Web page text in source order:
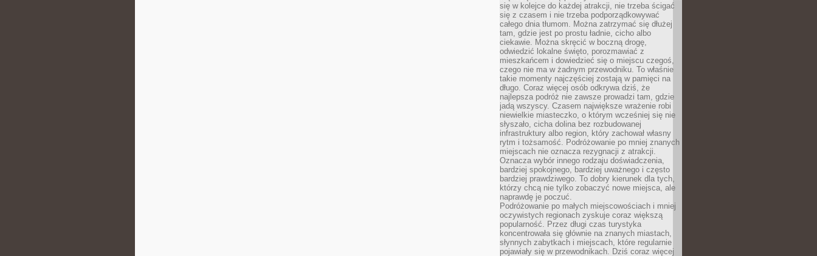
się w kolejce do każdej atrakcji, nie trzeba ścigać
się z czasem i nie trzeba podporządkowywać
całego dnia tłumom. Można zatrzymać się dłużej
tam, gdzie jest po prostu ładnie, cicho albo
ciekawie. Można skręcić w boczną drogę,
odwiedzić lokalne święto, porozmawiać z
mieszkańcem i dowiedzieć się o miejscu czegoś,
czego nie ma w żadnym przewodniku. To właśnie
takie momenty najczęściej zostają w pamięci na
długo. Coraz więcej osób odkrywa dziś, że
najlepsza podróż nie zawsze prowadzi tam, gdzie
jadą wszyscy. Czasem największe wrażenie robi
niewielkie miasteczko, o którym wcześniej się nie
słyszało, cicha dolina bez rozbudowanej
infrastruktury albo region, który zachował własny
rytm i tożsamość. Podróżowanie po mniej znanych
miejscach nie oznacza rezygnacji z atrakcji.
Oznacza wybór innego rodzaju doświadczenia,
bardziej spokojnego, bardziej uważnego i często
bardziej prawdziwego. To dobry kierunek dla tych,
którzy chcą nie tylko zobaczyć nowe miejsca, ale
naprawdę je poczuć.
Podróżowanie po małych miejscowościach i mniej
oczywistych regionach zyskuje coraz większą
popularność. Przez długi czas turystyka
koncentrowała się głównie na znanych miastach,
słynnych zabytkach i miejscach, które regularnie
pojawiały się w przewodnikach. Dziś coraz więcej